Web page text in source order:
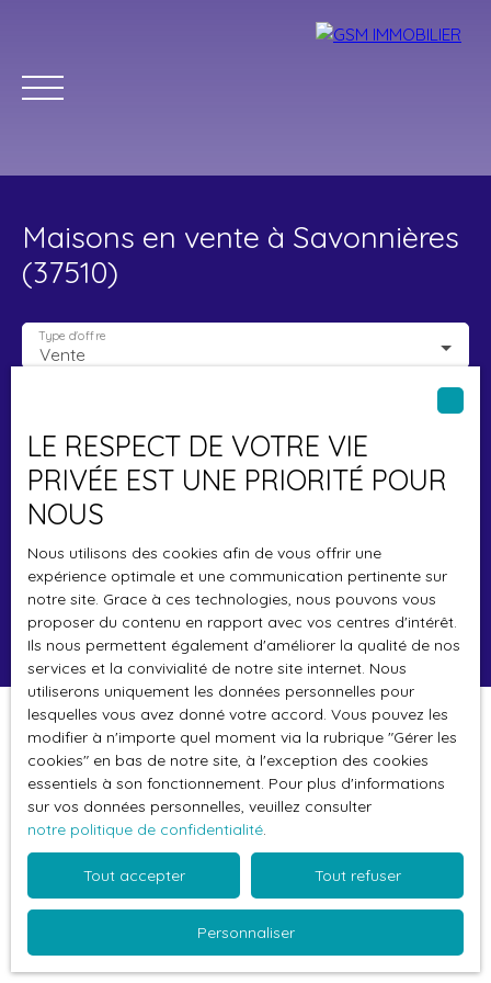
Blog
Parrainage
Maisons en vente à Savonnières
(37510)
Vente
Type d'offre
Savonnières (37510)
Localisation
Budget max (€)
Surface min (m²)
Rechercher
Pertinence
Trier par Créer une alerte
Aucun résultat
LE RESPECT DE VOTRE VIE
PRIVÉE EST UNE PRIORITÉ POUR
NOUS
Nous utilisons des cookies afin de vous offrir une
expérience optimale et une communication pertinente sur
notre site. Grace à ces technologies, nous pouvons vous
proposer du contenu en rapport avec vos centres d'intérêt.
Ils nous permettent également d'améliorer la qualité de nos
services et la convivialité de notre site internet. Nous
utiliserons uniquement les données personnelles pour
lesquelles vous avez donné votre accord. Vous pouvez les
modifier à n'importe quel moment via la rubrique ″Gérer les
cookies″ en bas de notre site, à l'exception des cookies
essentiels à son fonctionnement. Pour plus d'informations
sur vos données personnelles, veuillez consulter
notre politique de confidentialité.
Tout accepter Tout refuser
Personnaliser